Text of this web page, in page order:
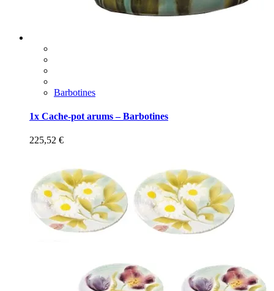
Barbotines
1x Cache-pot arums – Barbotines
225,52 €